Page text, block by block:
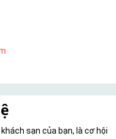
sạn của bạn, là cơ hội